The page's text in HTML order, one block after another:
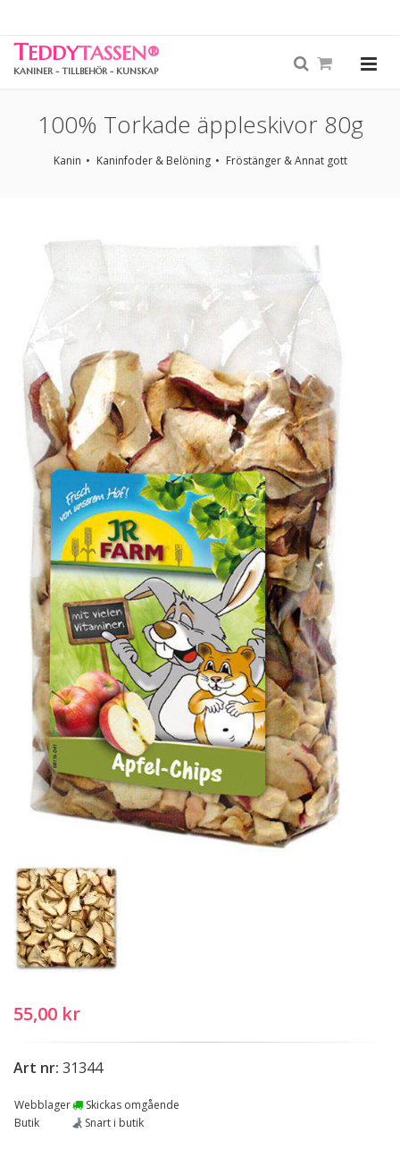
TEDDYTASSEN®
KANINER - TILLBEHÖR - KUNSKAP
100% Torkade äppleskivor 80g
Kanin Kaninfoder & Belöning Fröstänger & Annat gott
55,00 kr
Art nr: 31344
Webblager
Skickas omgående
Butik
Snart i butik